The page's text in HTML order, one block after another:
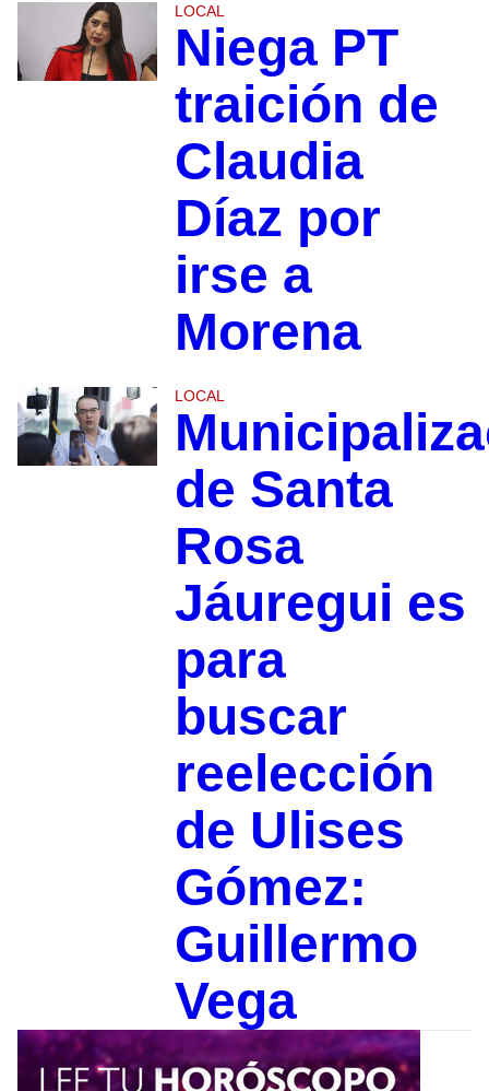
LOCAL
Niega PT
traición de
Claudia
Díaz por
irse a
Morena
LOCAL
de Santa
Rosa
Jáuregui es
para
buscar
reelección
de Ulises
Gómez:
Guillermo
Vega